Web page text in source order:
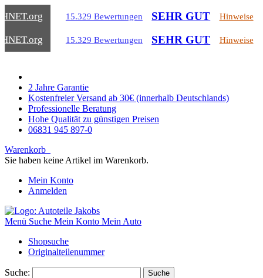
.org 15.329 Bewertungen SEHR GUT Hinweise
.org 15.329 Bewertungen SEHR GUT Hinweise
2 Jahre Garantie
Kostenfreier Versand ab 30€ (innerhalb Deutschlands)
Professionelle Beratung
Hohe Qualität zu günstigen Preisen
06831 945 897-0
Warenkorb
Sie haben keine Artikel im Warenkorb.
Mein Konto
Anmelden
Menü Suche Mein Konto Mein Auto
Shopsuche
Originalteilenummer
Suche: Suche